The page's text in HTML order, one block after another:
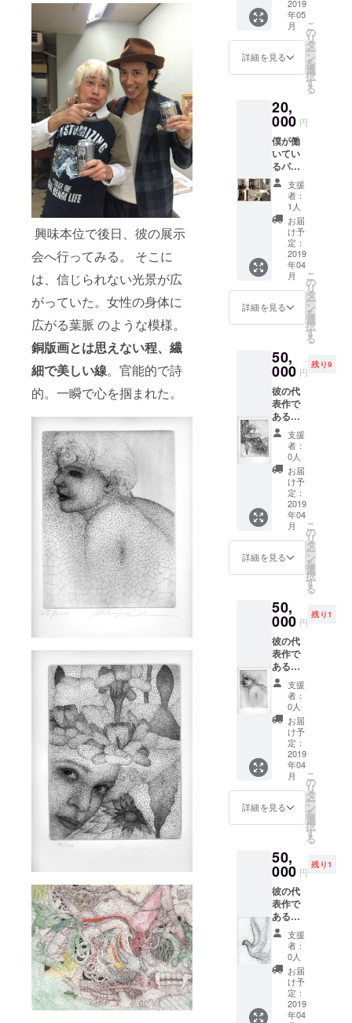
興味本位で後日、彼の展示
会へ行ってみる。 そこに
は、信じられない光景が広
がっていた。女性の身体に
広がる葉脈 のような模様。
銅版画とは思えない程、繊
細で美しい線。官能的で詩
的。一瞬で心を掴まれた。
m)とお
礼の言
葉を添
えてお
送りし
ア剤、
スタイ
リング
剤 パリ
コレで
実際に
使用し
商品に
なりま
す。そ
の全23
種類の
中から
僕自身
が購入
者様の
髪に
合った
商品を
いくつ
か選
び、
Parisか
ら
をお送
りしま
す。例)
シャン
プー
No1
・・・
ナチュ
ラル製
品、無
香料、
保湿に
特化し
たシャ
ンプー
剤 価格
5000円
2019
年05
月
詳細を見る
こ
の
リ
タ
ー
ン
を
選
択
す
る
20,
000 円
僕が働
いてい
るパリ
で最も
美しい
美容室
【
David
Mallett
】にて
カッ
ト・ブ
ロー(通
常料金2
万円) 又
は ト
メント
マッ
サージ
・ ブ
ロー (通
常料金2
万3千
円) を
一度の
み無料
で施術
しま
す。
Parisに
来る予
定であ
れば、
ゼント
でもご
利用頂
けま
す。現
在、パ
リに2店
舗 本店
はルー
ブル美
術館の
側 ２号
店は5つ
星ホテ
ルRitz
内 (希望
の日に
り、時
間帯は
提案さ
せて頂
きま
す。) ま
た、お
店の場
所など
に関し
ては、
支援後
支援
者：
1人
お届
け予
定：
2019
年04
月
詳細を見る
こ
の
リ
タ
ー
ン
を
選
択
す
る
50,
000 円
残り9
彼の代
表作で
ある葉
脈をモ
チーフ
に描い
た銅版
画によ
る作
品。直
筆のサ
インと
品番入
り サイ
ズ
28x33c
所有し
ている
のでそ
れぞれ
品番は
異なり
ます）
又 20年
前のも
のなの
で湿気
により
若干ヨ
レは生
じてい
ます。
支援
者：
0人
お届
け予
定：
2019
年04
月
詳細を見る
こ
の
リ
タ
ー
ン
を
選
択
す
る
50,
000 円
残り1
彼の代
表作で
ある葉
脈をモ
チーフ
に描い
た銅版
画によ
る作品
サイズ
28x33(
直筆の
サイン
と品番
入り) 又
20年前
なので
湿気な
どによ
り若干
ヨレは
生じて
いま
す。 そ
して、
僕から
お礼の
言葉を
添えて
お送り
支援
者：
0人
お届
け予
定：
2019
年04
月
詳細を見る
こ
の
リ
タ
ー
ン
を
選
択
す
る
50,
000 円
残り1
彼の代
表作で
ある葉
脈をモ
チーフ
に描い
た銅版
画によ
る作
品。サ
イズ
支援
者：
0人
お届
け予
定：
2019
年04